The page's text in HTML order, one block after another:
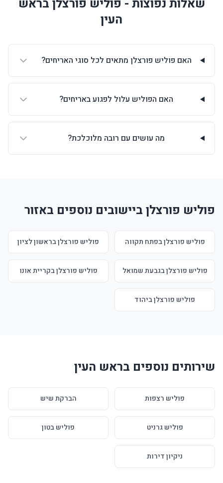
שאלות נפוצות - פוליש פורצלן בראש
העין
האם פוליש פורצלן מתאים לכל סוגי האריחים?
האם הפוליש עלול לפגוע באריחים?
מה עושים עם רובה מלוכלכת?
פוליש פורצלן ביישובים נוספים באזור
פוליש פורצלן בפתח תקווה פוליש פורצלן בראשון לציון
פוליש פורצלן בגבעת שמואל פוליש פורצלן בקריית אונו
פוליש פורצלן ביהוד
שירותים נוספים בראש העין
פוליש רצפות הברקת שיש
פוליש גרניט פוליש בטון
ניקיון דירות